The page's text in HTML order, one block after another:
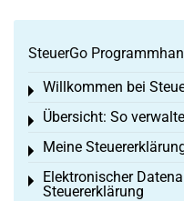
SteuerGo
Willkommen bei
Toggle menu
Übersicht: So
Toggle menu
Meine
Toggle menu
Elektronischer
Steuererklärung
Toggle menu